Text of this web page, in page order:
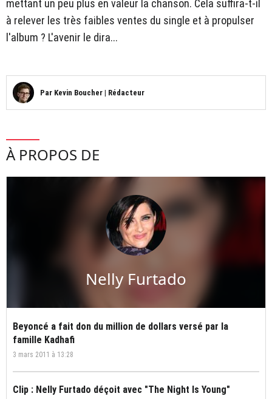
mettant un peu plus en valeur la chanson. Cela suffira-t-il
à relever les très faibles ventes du single et à propulser
l'album ? L'avenir le dira...
Par Kevin Boucher | Rédacteur
À PROPOS DE
Nelly Furtado
Beyoncé a fait don du million de dollars versé par la
famille Kadhafi
3 mars 2011 à 13:28
Clip : Nelly Furtado déçoit avec "The Night Is Young"